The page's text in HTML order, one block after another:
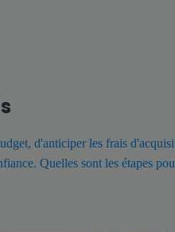
d'anticiper les frais
Quelles sont les étapes